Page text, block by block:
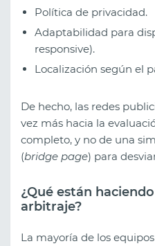
Política de privacidad.
Adaptabilidad para
responsive).
Localización según el
De hecho, las redes
vez más hacia la
completo, y no de una
(bridge page) para
¿Qué están
arbitraje?
La mayoría de los